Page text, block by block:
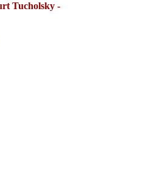
Tucholsky -